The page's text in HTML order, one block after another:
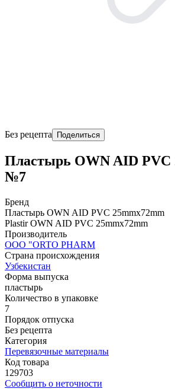
Без рецепта Поделиться
Пластырь OWN AID PVC
№7
Бренд
Пластырь OWN AID PVC 25mmx72mm
Plastir OWN AID PVC 25mmx72mm
Производитель
ООО "ORTO PHARM
Страна происхождения
Узбекистан
Форма выпуска
пластырь
Количество в упаковке
7
Порядок отпуска
Без рецепта
Категория
Перевязочные материалы
Код товара
129703
Сообщить о неточности